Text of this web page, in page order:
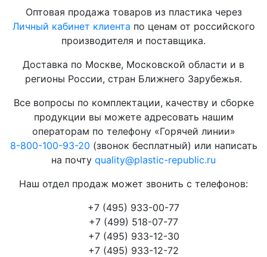
Оптовая продажа товаров из пластика через
Личный кабинет клиента по ценам от российского
производителя и поставщика.
Доставка по Москве, Московской области и в
регионы России, стран Ближнего Зарубежья.
Все вопросы по комплектации, качеству и сборке
продукции вы можете адресовать нашим
операторам по телефону «Горячей линии»
8-800-100-93-20 (звонок бесплатный) или написать
на почту quality@plastic-republic.ru
Наш отдел продаж может звонить с телефонов:
+7 (495) 933-00-77
+7 (499) 518-07-77
+7 (495) 933-12-30
+7 (495) 933-12-72